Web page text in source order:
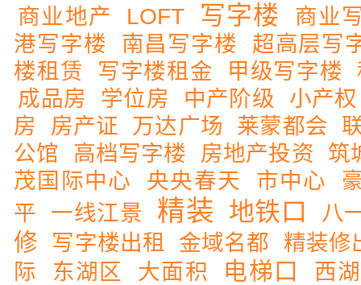
商业地产 LOFT 写字楼
商业
港写字楼
南昌写字楼
超高层写
楼租赁
写字楼租金 甲级写字楼
成品房
学位房 中产阶级
小产权
房
房产证 万达广场 莱蒙都会
公馆
高档写字楼 房地产投资
筑
茂国际中心
央央春天 市中心
平
一线江景 精装 地铁口 八
修 写字楼出租 金域名都
精装修
际
东湖区 大面积 电梯口
西湖